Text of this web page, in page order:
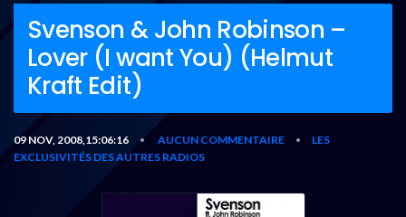
Svenson & John Robinson –
Lover (I want You) (Helmut
Kraft Edit)
09 NOV, 2008,15:06:16 • AUCUN COMMENTAIRE •
LES
EXCLUSIVITÉS DES AUTRES RADIOS